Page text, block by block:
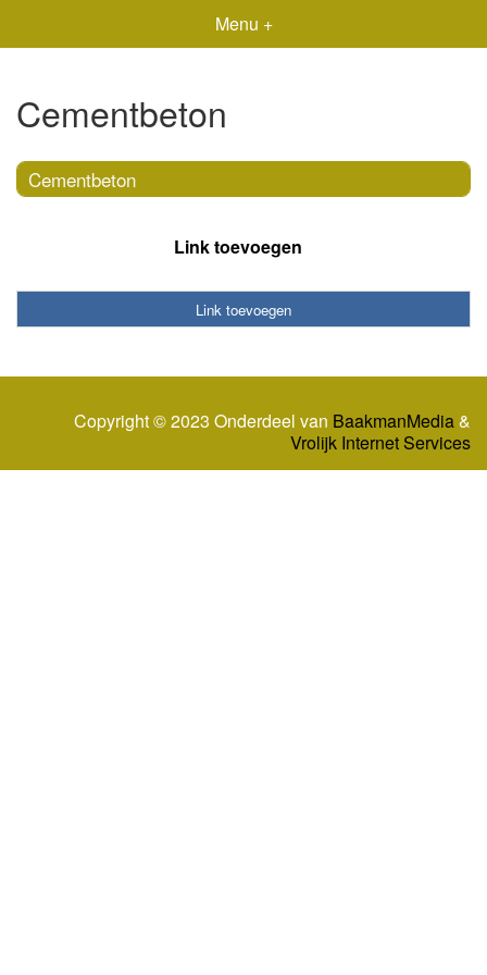
Menu +
Cementbeton
Cementbeton
Link toevoegen
Link toevoegen
Copyright © 2023 Onderdeel van BaakmanMedia&
Vrolijk Internet Services